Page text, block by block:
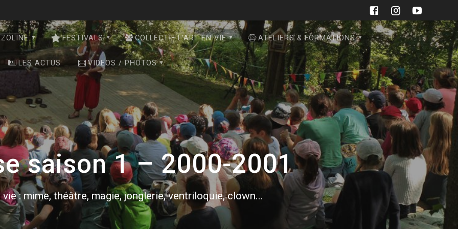
FESTIVALS COLLECTIF L’ART EN VIE ATELIERS & FORMATIONS
LES ACTUS VIDEOS / PHOTOS
saison 1 – 2000-2001
: mime, théâtre, magie, jonglerie, ventriloquie, clown...